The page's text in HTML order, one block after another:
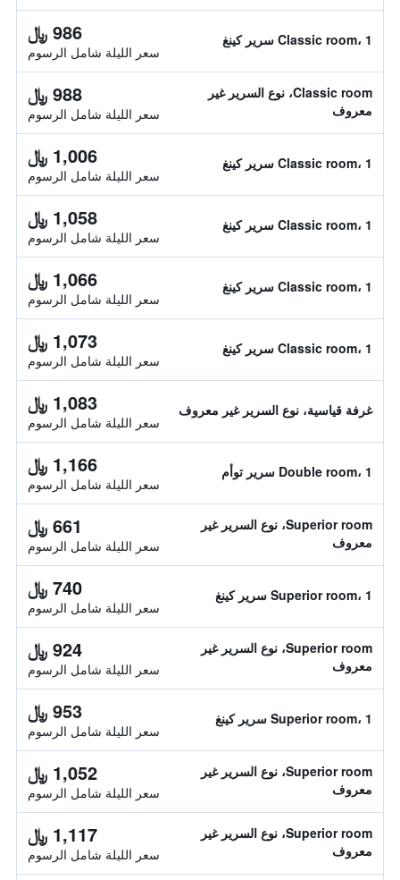
Classic room، 1 سرير كينغ 986 ﷼
سعر الليلة شامل الرسوم
Classic room، نوع السرير غير
معروف
988 ﷼
سعر الليلة شامل الرسوم
Classic room، 1 سرير كينغ 1,006 ﷼
سعر الليلة شامل الرسوم
Classic room، 1 سرير كينغ 1,058 ﷼
سعر الليلة شامل الرسوم
Classic room، 1 سرير كينغ 1,066 ﷼
سعر الليلة شامل الرسوم
Classic room، 1 سرير كينغ 1,073 ﷼
سعر الليلة شامل الرسوم
غرفة قياسية، نوع السرير غير معروف 1,083 ﷼
سعر الليلة شامل الرسوم
Double room، 1 سرير توأم 1,166 ﷼
سعر الليلة شامل الرسوم
Superior room، نوع السرير غير
معروف
661 ﷼
سعر الليلة شامل الرسوم
Superior room، 1 سرير كينغ 740 ﷼
سعر الليلة شامل الرسوم
Superior room، نوع السرير غير
معروف
924 ﷼
سعر الليلة شامل الرسوم
Superior room، 1 سرير كينغ 953 ﷼
سعر الليلة شامل الرسوم
Superior room، نوع السرير غير
معروف
1,052 ﷼
سعر الليلة شامل الرسوم
Superior room، نوع السرير غير
معروف
1,117 ﷼
سعر الليلة شامل الرسوم